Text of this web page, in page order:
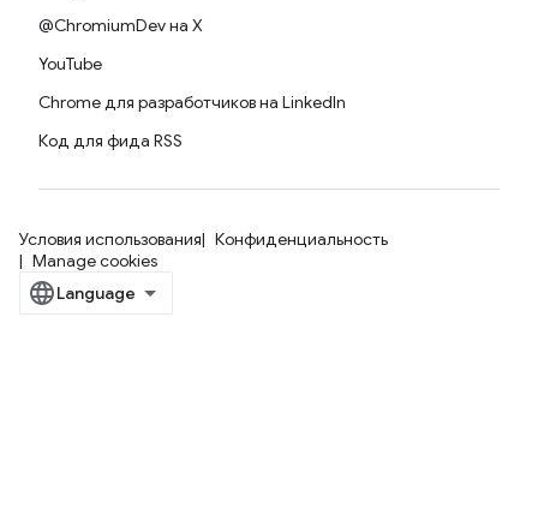
@ChromiumDev на X
YouTube
Chrome для разработчиков на LinkedIn
Код для фида RSS
Условия использования
Конфиденциальность
Manage cookies